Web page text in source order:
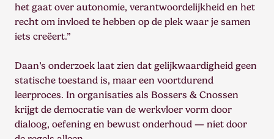
het gaat over autonomie, verantwoordelijkheid en het
recht om invloed te hebben op de plek waar je samen
iets creëert.”
Daan’s onderzoek laat zien dat gelijkwaardigheid geen
statische toestand is, maar een voortdurend
leerproces. In organisaties als Bossers & Cnossen
krijgt de democratie van de werkvloer vorm door
dialoog, oefening en bewust onderhoud — niet door